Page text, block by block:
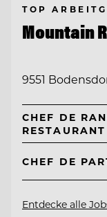
TOP
Mountain
9551
CHEF DE
RESTAURANT
CHEF DE
Entdecke alle